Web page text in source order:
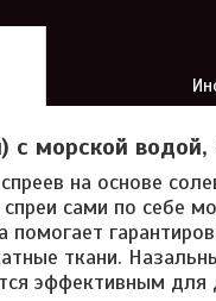
с морской
на основе
сами по себе
помогает
ткани.
эффективным для